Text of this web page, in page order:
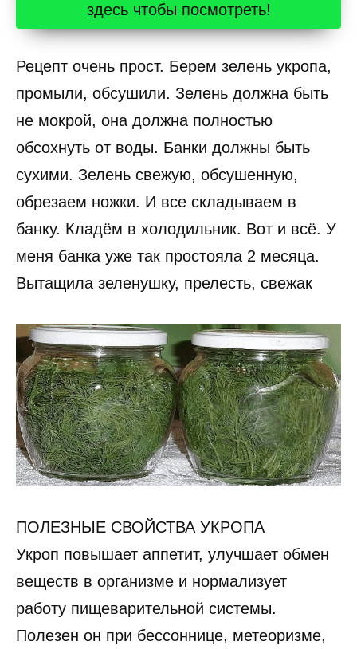
здесь чтобы посмотреть!
Рецепт очень прост. Берем зелень укропа,
промыли, обсушили. Зелень должна быть
не мокрой, она должна полностью
обсохнуть от воды. Банки должны быть
сухими. Зелень свежую, обсушенную,
обрезаем ножки. И все складываем в
банку. Кладём в холодильник. Вот и всё. У
меня банка уже так простояла 2 месяца.
Вытащила зеленушку, прелесть, свежак
ПОЛЕЗНЫЕ СВОЙСТВА УКРОПА
Укроп повышает аппетит, улучшает обмен
веществ в организме и нормализует
работу пищеварительной системы.
Полезен он при бессоннице, метеоризме,